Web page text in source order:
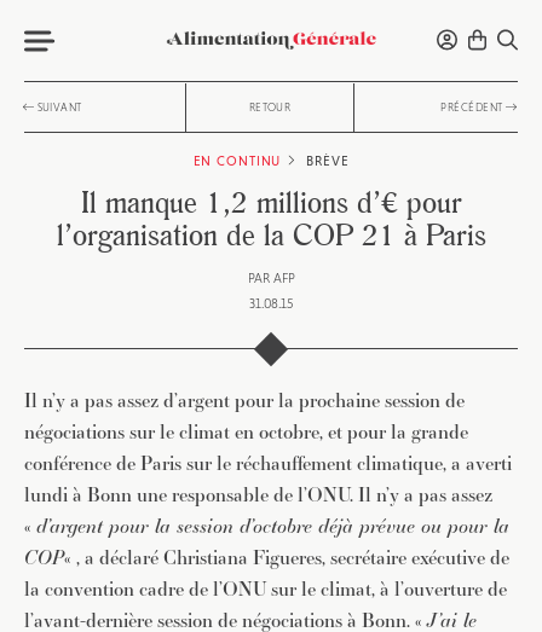
SUIVANT RETOUR PRÉCÉDENT
EN CONTINU BRÈVE
Il manque 1,2 millions d’€ pour
l’organisation de la COP 21 à Paris
PAR AFP
31.08.15
Il n’y a pas assez d’argent pour la prochaine session de
négociations sur le climat en octobre, et pour la grande
conférence de Paris sur le réchauffement climatique, a averti
lundi à Bonn une responsable de l’ONU. Il n’y a pas assez
« d’argent pour la session d’octobre déjà prévue ou pour la
COP« , a déclaré Christiana Figueres, secrétaire exécutive de
la convention cadre de l’ONU sur le climat, à l’ouverture de
l’avant-dernière session de négociations à Bonn. «J’ai le